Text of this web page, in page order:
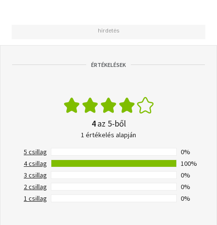
ÉRTÉKELÉSEK
4az 5-ből
1 értékelés alapján
5 csillag
0%
4 csillag
100%
3 csillag
0%
2 csillag
0%
1 csillag
0%